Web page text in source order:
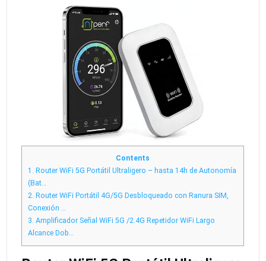
Contents
1. Router WiFi 5G Portátil Ultraligero – hasta 14h de Autonomía
(Bat…
2. Router WiFi Portátil 4G/5G Desbloqueado con Ranura SIM,
Conexión …
3. Amplificador Señal WiFi 5G /2.4G Repetidor WiFi Largo
Alcance Dob…